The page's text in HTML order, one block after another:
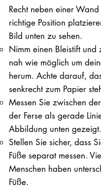
Recht neben einer
richtige Position
Bild unten zu sehen.
Nimm einen Bleistift und
nah wie möglich um
herum. Achte darauf,
senkrecht zum Papier
Messen Sie zwischen
der Ferse als gerade
Abbildung unten gezeigt.
Stellen Sie sicher, dass
Füße separat messen.
Menschen haben
Füße.